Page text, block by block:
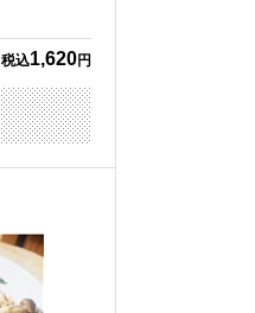
税込1,620円